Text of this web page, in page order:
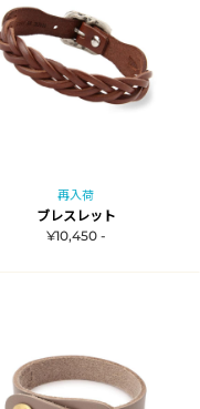
再入荷
ブレスレット
¥10,450 -